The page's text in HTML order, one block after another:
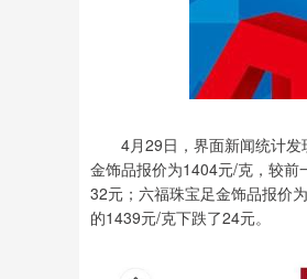
4月29日，界面新闻统计发
金饰品报价为1404元/克，较
32元；六福珠宝足金饰品报价
的1439元/克下跌了24元。
深证成指